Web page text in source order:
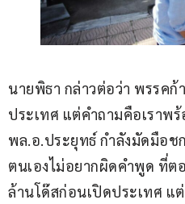
นายพิธา กล่าวต่อว่า พรรคก้
ประเทศ แต่คำถามคือเราพ
พล.อ.ประยุทธ์ กำลังมัดมือช
ตนเองไม่อยากผิดคำพูด ที่
ล้านโด๊สก่อนเปิดประเทศ แ